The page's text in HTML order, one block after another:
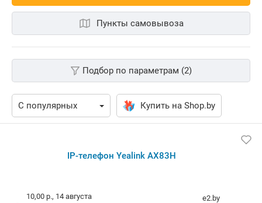
Пункты самовывоза
Подбор по параметрам (2)
Купить на Shop.by
IP-телефон Yealink AX83H
e2.by
10,00 р., 14 августа